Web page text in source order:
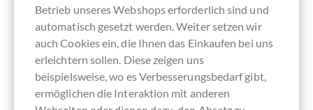
Betrieb unseres Webshops erforderlich sind und
automatisch gesetzt werden. Weiter setzen wir
auch Cookies ein, die Ihnen das Einkaufen bei uns
erleichtern sollen. Diese zeigen uns
beispielsweise, wo es Verbesserungsbedarf gibt,
ermöglichen die Interaktion mit anderen